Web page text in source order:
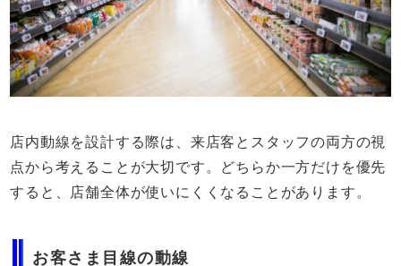
店内動線を設計する際は、来店客とスタッフの両方の視
点から考えることが大切です。どちらか一方だけを優先
すると、店舗全体が使いにくくなることがあります。
お客さま目線の動線